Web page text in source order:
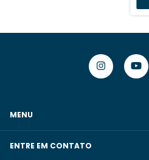
MENU
ENTRE EM CONTATO